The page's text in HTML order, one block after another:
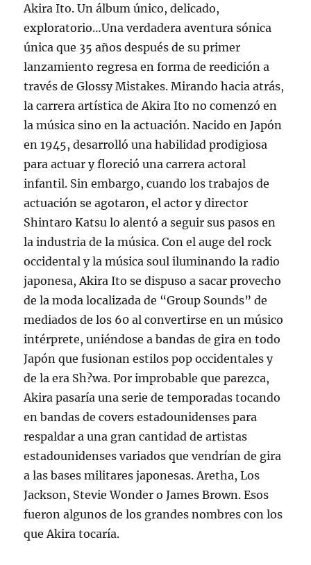
Akira Ito. Un álbum único, delicado,
exploratorio…Una verdadera aventura sónica
única que 35 años después de su primer
lanzamiento regresa en forma de reedición a
través de Glossy Mistakes. Mirando hacia atrás,
la carrera artística de Akira Ito no comenzó en
la música sino en la actuación. Nacido en Japón
en 1945, desarrolló una habilidad prodigiosa
para actuar y floreció una carrera actoral
infantil. Sin embargo, cuando los trabajos de
actuación se agotaron, el actor y director
Shintaro Katsu lo alentó a seguir sus pasos en
la industria de la música. Con el auge del rock
occidental y la música soul iluminando la radio
japonesa, Akira Ito se dispuso a sacar provecho
de la moda localizada de “Group Sounds” de
mediados de los 60 al convertirse en un músico
intérprete, uniéndose a bandas de gira en todo
Japón que fusionan estilos pop occidentales y
de la era Sh?wa. Por improbable que parezca,
Akira pasaría una serie de temporadas tocando
en bandas de covers estadounidenses para
respaldar a una gran cantidad de artistas
estadounidenses variados que vendrían de gira
a las bases militares japonesas. Aretha, Los
Jackson, Stevie Wonder o James Brown. Esos
fueron algunos de los grandes nombres con los
que Akira tocaría.